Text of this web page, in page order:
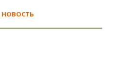
НОВОСТЬ